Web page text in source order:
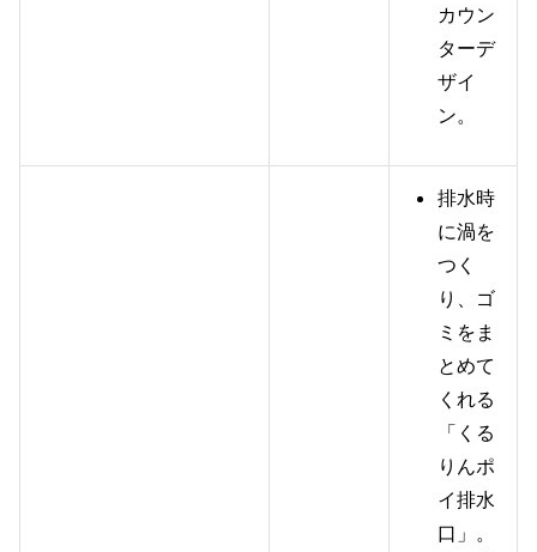
カウン
ターデ
ザイ
ン。
排水時
に渦を
つく
り、ゴ
ミをま
とめて
くれる
「くる
りんポ
イ排水
口」。